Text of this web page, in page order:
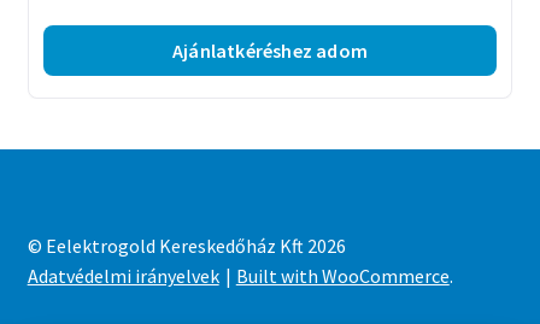
Ajánlatkéréshez adom
© Eelektrogold Kereskedőház Kft 2026
Adatvédelmi irányelvek
Built with WooCommerce.